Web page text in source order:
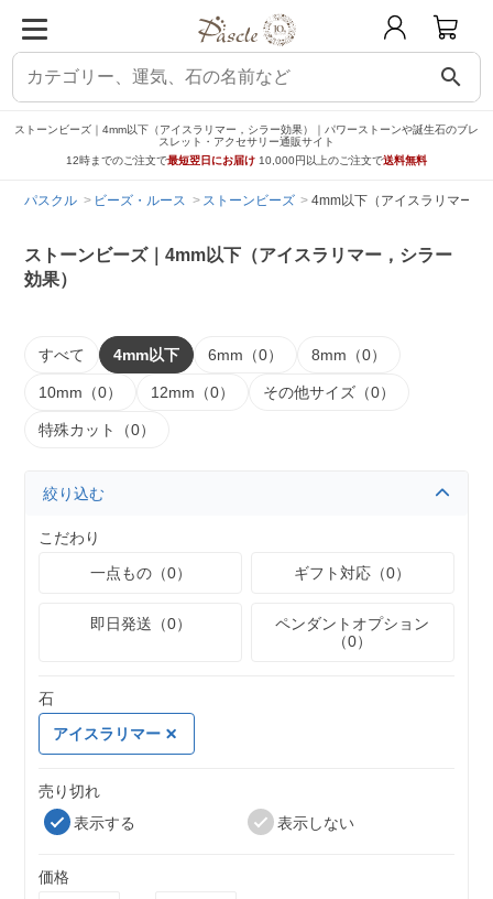
search
ストーンビーズ｜4mm以下（アイスラリマー，シラー効果）｜パワーストーンや誕生石のブレ
スレット・アクセサリー通販サイト
12時までのご注文で最短翌日にお届け 10,000円以上のご注文で送料無料
パスクル ビーズ・ルース ストーンビーズ 4mm以下（アイスラリマー，
ストーンビーズ｜4mm以下（アイスラリマー，シラー
効果）
すべて 4mm以下 6mm（0） 8mm（0）
10mm（0） 12mm（0） その他サイズ（0）
特殊カット（0）
絞り込む
こだわり
一点もの（0）
ギフト対応（0）
即日発送（0）
ペンダントオプション
（0）
石
アイスラリマー
売り切れ
表示する
表示しない
価格